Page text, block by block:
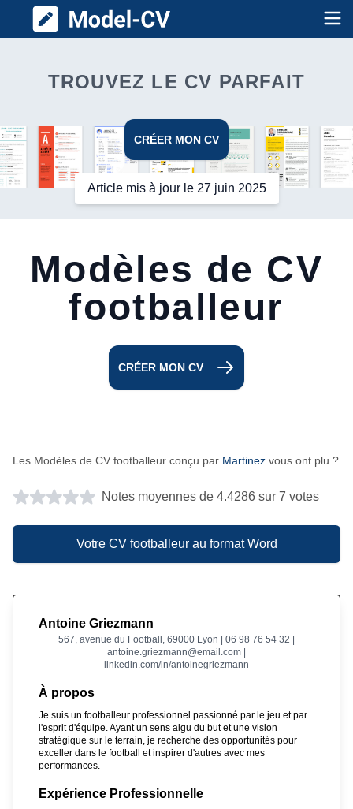
Model CV
TROUVEZ LE CV PARFAIT
CRÉER MON CV
Article mis à jour le 27 juin 2025
Modèles de CV
footballeur
CRÉER MON CV
Les Modèles de CV footballeur conçu par Martinez vous ont plu ?
Notes moyennes de 4.4286 sur 7 votes
Votre CV footballeur au format Word
Antoine Griezmann
567, avenue du Football, 69000 Lyon | 06 98 76 54 32 |
antoine.griezmann@email.com |
linkedin.com/in/antoinegriezmann
À propos
Je suis un footballeur professionnel passionné par le jeu et par
l'esprit d'équipe. Ayant un sens aigu du but et une vision
stratégique sur le terrain, je recherche des opportunités pour
exceller dans le football et inspirer d'autres avec mes
performances.
Expérience Professionnelle